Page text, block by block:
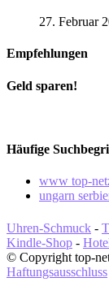
27. Februar
Empfehlungen
Geld sparen!
Häufige
www top-
ungarn
Uhren-Schmuck -
Kindle-Shop -
© Copyright top-
Haftungsausschluss